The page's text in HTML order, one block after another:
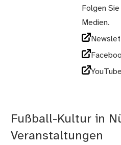
Folgen
Medien.
YouTube
Fußball-Kultur in
Veranstaltungen